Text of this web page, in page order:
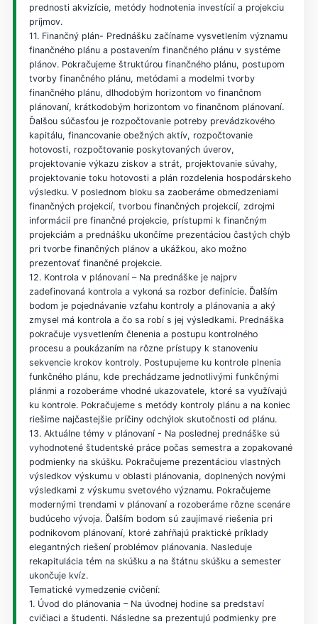
prednosti akvizície, metódy hodnotenia investícií a projekciu
príjmov.
11. Finančný plán- Prednášku začíname vysvetlením významu
finančného plánu a postavením finančného plánu v systéme
plánov. Pokračujeme štruktúrou finančného plánu, postupom
tvorby finančného plánu, metódami a modelmi tvorby
finančného plánu, dlhodobým horizontom vo finančnom
plánovaní, krátkodobým horizontom vo finančnom plánovaní.
Ďalšou súčasťou je rozpočtovanie potreby prevádzkového
kapitálu, financovanie obežných aktív, rozpočtovanie
hotovosti, rozpočtovanie poskytovaných úverov,
projektovanie výkazu ziskov a strát, projektovanie súvahy,
projektovanie toku hotovosti a plán rozdelenia hospodárskeho
výsledku. V poslednom bloku sa zaoberáme obmedzeniami
finančných projekcií, tvorbou finančných projekcií, zdrojmi
informácií pre finančné projekcie, prístupmi k finančným
projekciám a prednášku ukončíme prezentáciou častých chýb
pri tvorbe finančných plánov a ukážkou, ako možno
prezentovať finančné projekcie.
12. Kontrola v plánovaní – Na prednáške je najprv
zadefinovaná kontrola a vykoná sa rozbor definície. Ďalším
bodom je pojednávanie vzťahu kontroly a plánovania a aký
zmysel má kontrola a čo sa robí s jej výsledkami. Prednáška
pokračuje vysvetlením členenia a postupu kontrolného
procesu a poukázaním na rôzne prístupy k stanoveniu
sekvencie krokov kontroly. Postupujeme ku kontrole plnenia
funkčného plánu, kde prechádzame jednotlivými funkčnými
plánmi a rozoberáme vhodné ukazovatele, ktoré sa využívajú
ku kontrole. Pokračujeme s metódy kontroly plánu a na koniec
riešime najčastejšie príčiny odchýlok skutočnosti od plánu.
13. Aktuálne témy v plánovaní - Na poslednej prednáške sú
vyhodnotené študentské práce počas semestra a zopakované
podmienky na skúšku. Pokračujeme prezentáciou vlastných
výsledkov výskumu v oblasti plánovania, doplnených novými
výsledkami z výskumu svetového významu. Pokračujeme
modernými trendami v plánovaní a rozoberáme rôzne scenáre
budúceho vývoja. Ďalším bodom sú zaujímavé riešenia pri
podnikovom plánovaní, ktoré zahŕňajú praktické príklady
elegantných riešení problémov plánovania. Nasleduje
rekapitulácia tém na skúšku a na štátnu skúšku a semester
ukončuje kvíz.
Tematické vymedzenie cvičení:
1. Úvod do plánovania – Na úvodnej hodine sa predstaví
cvičiaci a študenti. Následne sa prezentujú podmienky pre